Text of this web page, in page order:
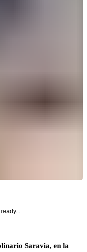
Saravia, en la